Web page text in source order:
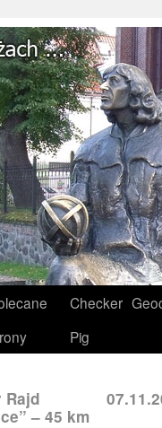
Checker
Pig
Rajd
– 45 km